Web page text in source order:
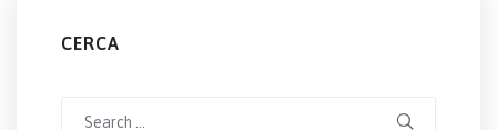
CERCA